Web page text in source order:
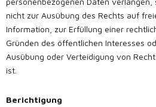
nicht zur Ausübung des Rechts auf
Information, zur Erfüllung einer
Gründen des öffentlichen Interesses
Ausübung oder Verteidigung von
ist.
Berichtigung